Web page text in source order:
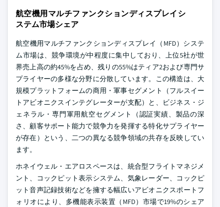
航空機用マルチファンクションディスプレイシ
ステム市場シェア
航空機用マルチファンクションディスプレイ（MFD）システ
ム市場は、競争環境が中程度に集中しており、上位5社が世
界売上高の約45%を占め、残りの55%はティア2および専門サ
プライヤーの多様な分野に分散しています。この構造は、大
規模プラットフォームの商用・軍事セグメント（フルスイー
トアビオニクスインテグレーターが支配）と、ビジネス・ジ
ェネラル・専門軍用航空セグメント（認証実績、製品の深
さ、顧客サポート能力で競争力を発揮する特化サプライヤー
が存在）という、二つの異なる競争領域の共存を反映してい
ます。
ホネイウェル・エアロスペースは、統合型フライトマネジメ
ント、コックピット表示システム、気象レーダー、コックピ
ット音声記録技術などを擁する幅広いアビオニクスポートフ
ォリオにより、多機能表示装置（MFD）市場で19%のシェア